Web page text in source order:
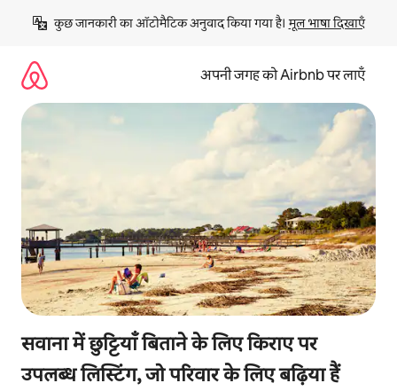
छोड़कर
कॉन्टेंट
कुछ जानकारी का ऑटोमैटिक अनुवाद किया गया है। मूल भाषा दिखाएँ
अपनी जगह को Airbnb पर लाएँ
सवाना में छुट्टियाँ बिताने के लिए किराए पर
उपलब्ध लिस्टिंग, जो परिवार के लिए बढ़िया हैं